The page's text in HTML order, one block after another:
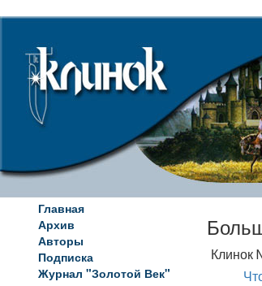
Главная
Архив
Авторы
Подписка
Журнал "Золотой Век"
Клинок